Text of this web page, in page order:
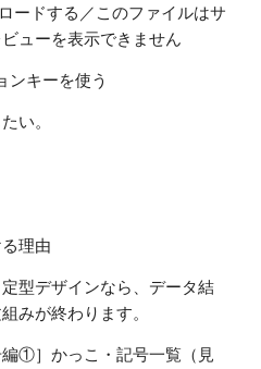
ードする／このファイルはサ
ューを表示できません
ンキーを使う
い。
理由
型デザインなら、データ結
みが終わります。
編①］かっこ・記号一覧（見